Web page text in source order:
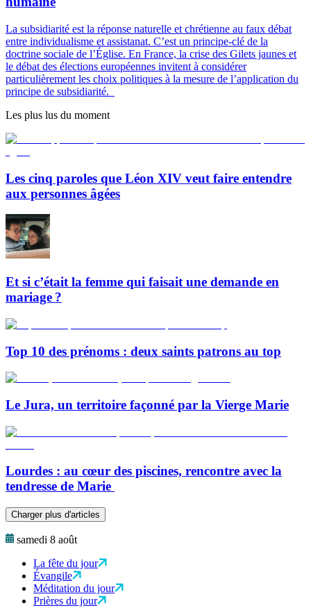
La subsidiarité est la réponse naturelle et chrétienne au faux débat
entre individualisme et assistanat. C’est un principe-clé de la
doctrine sociale de l’Église. En France, la crise des Gilets jaunes et
le débat des élections européennes invitent à considérer
particulièrement les choix politiques à la mesure de l’application du
principe de subsidiarité.
Les plus lus du moment
Les cinq paroles que Léon XIV veut faire entendre
aux personnes âgées
Et si c’était la femme qui faisait une demande en
mariage ?
Top 10 des prénoms : deux saints patrons au top
Le Jura, un territoire façonné par la Vierge Marie
Lourdes : au cœur des piscines, rencontre avec la
tendresse de Marie
Charger plus d'articles
samedi 8 août
La fête du jour
Évangile
Méditation du jour
Prières du jour